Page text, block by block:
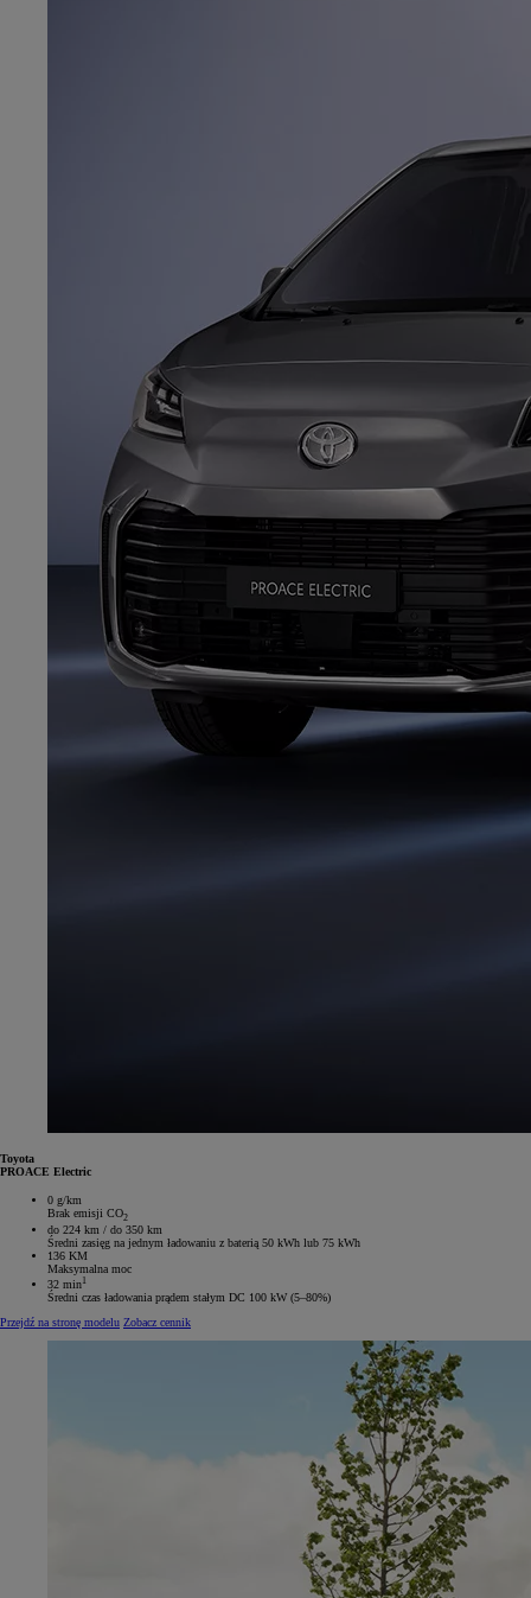
Toyota
PROACE Electric
0 g/km
Brak emisji CO2
do 224 km / do 350 km
Średni zasięg na jednym ładowaniu z baterią 50 kWh lub 75 kWh
136 KM
Maksymalna moc
32 min1
Średni czas ładowania prądem stałym DC 100 kW (5–80%)
Przejdź na stronę modelu Zobacz cennik